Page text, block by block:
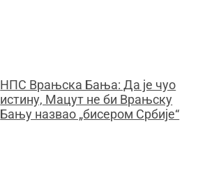
НПС Врањска Бања: Да је чуо
истину, Мацут не би Врањску
Бању назвао „бисером Србије“